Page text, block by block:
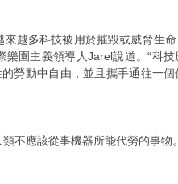
來越多科技被用於摧毀或威脅生
樂園主義領導人Jarel說道。“科
勞動中自由，並且攜手通往一
不應該從事機器所能代勞的事物